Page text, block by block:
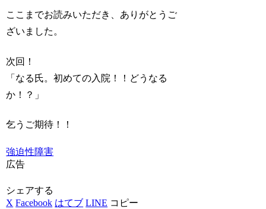
ここまでお読みいただき、ありがとうご
ざいました。
次回！
「なる氏。初めての入院！！どうなる
か！？」
乞うご期待！！
強迫性障害
広告
シェアする
X Facebook はてブ LINE コピー